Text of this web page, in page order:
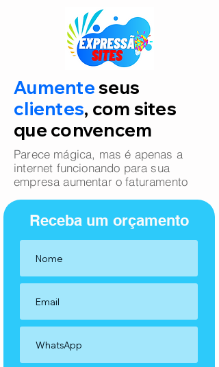
Aumenteseus
clientes, com sites
que convencem
Parece mágica, mas é apenas a
internet funcionando para sua
empresa aumentar o faturamento
Receba um orçamento